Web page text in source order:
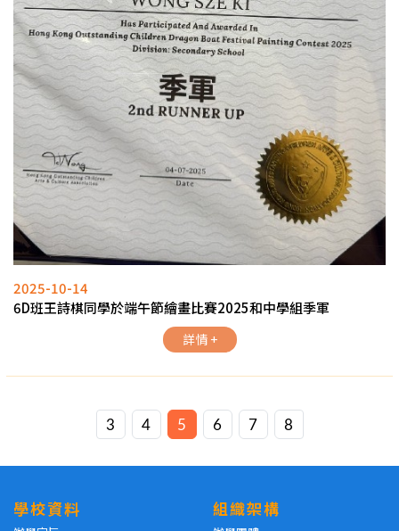
2025-10-14
6D班王詩棋同學於端午節繪畫比賽2025和中學組季軍
詳情 +
3 4 5 6 7 8
學校資料 組織架構